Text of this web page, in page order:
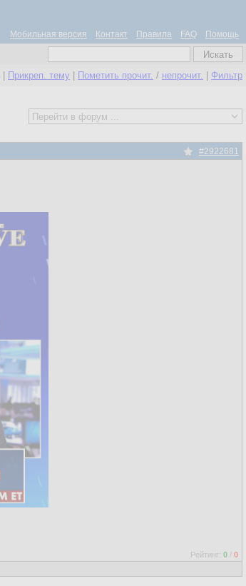
Мобильная версия Контакт Правила FAQ Помощь
Прикреп. тему Пометить прочит. / непрочит. Фильтр
#2922681
Рейтинг: 0 / 0